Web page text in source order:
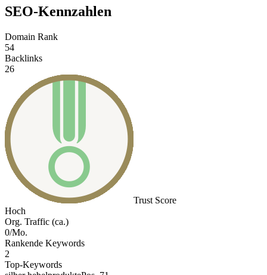
SEO-Kennzahlen
Domain Rank
54
Backlinks
26
Trust Score
Hoch
Org. Traffic (ca.)
0/Mo.
Rankende Keywords
2
Top-Keywords